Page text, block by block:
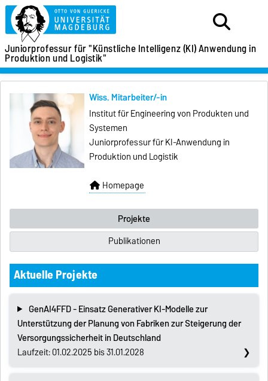
Juniorprofessur für"Künstliche Intelligenz (KI)Anwendung in
Produktion und Logistik"
Wiss. Mitarbeiter/-in
Institut für Engineering von Produkten und
Systemen
Juniorprofessur für KI-Anwendung in
Produktion und Logistik
Homepage
Projekte
Publikationen
Aktuelle Projekte
GenAI4FFD - Einsatz Generativer KI-Modelle zur
Unterstützung der Planung von Fabriken zur Steigerung der
Versorgungssicherheit in Deutschland
Laufzeit: 01.02.2025 bis 31.01.2028